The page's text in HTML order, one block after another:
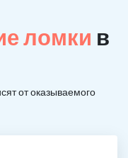
ломки в
от оказываемого